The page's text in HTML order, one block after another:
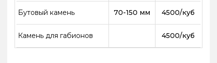
Бутовый камень 70-150 мм 4500/куб
Камень для габионов 4500/куб